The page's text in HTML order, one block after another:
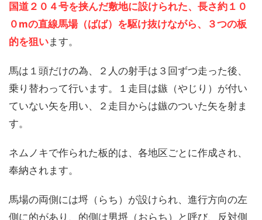
国道２０４号を挟んだ敷地に設けられた、長さ約１０
０mの直線馬場（ばば）を駆け抜けながら、３つの板
的を狙います。
馬は１頭だけの為、２人の射手は３回ずつ走った後、
乗り替わって行います。１走目は鏃（やじり）が付い
ていない矢を用い、２走目からは鏃のついた矢を射ま
す。
ネムノキで作られた板的は、各地区ごとに作成され、
奉納されます。
馬場の両側には埒（らち）が設けられ、進行方向の左
側に的があり、的側は男埒（おらち）と呼び、反対側